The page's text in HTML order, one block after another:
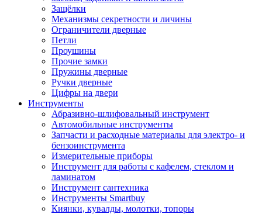
Защёлки
Механизмы секретности и личины
Ограничители дверные
Петли
Проушины
Прочие замки
Пружины дверные
Ручки дверные
Цифры на двери
Инструменты
Абразивно-шлифовальный инструмент
Автомобильные инструменты
Запчасти и расходные материалы для электро- и
бензоинструмента
Измерительные приборы
Инструмент для работы с кафелем, стеклом и
ламинатом
Инструмент сантехника
Инструменты Smartbuy
Киянки, кувалды, молотки, топоры